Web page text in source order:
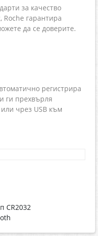
за качество
Roche гарантира
да се доверите.
регистрира
ги прехвърля
чрез USB към
CR2032